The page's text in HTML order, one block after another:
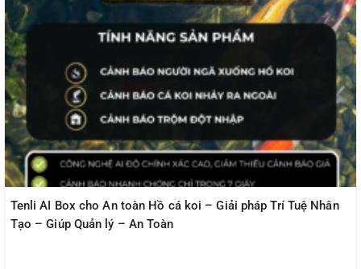
Tenli AI Box cho An toàn Hồ cá koi – Giải pháp Trí Tuệ Nhân
Tạo – Giúp Quản lý – An Toàn